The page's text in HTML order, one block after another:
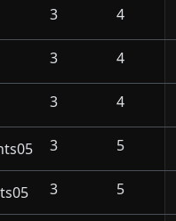
3 4
3 4
3 4
3 5
3 5